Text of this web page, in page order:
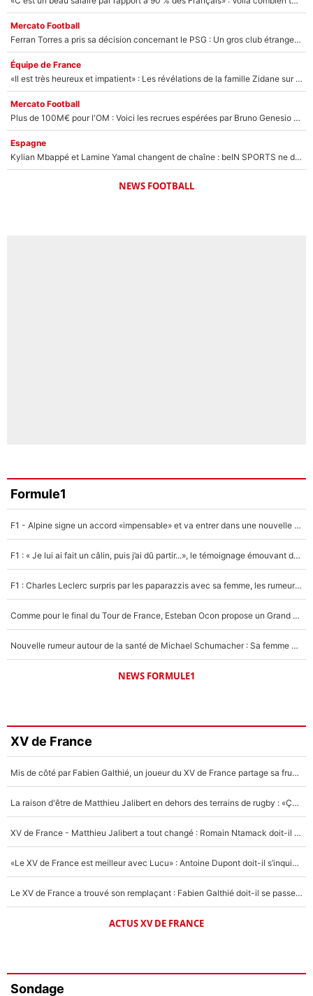
Mercato Football
Ferran Torres a pris sa décision concernant le PSG : Un gros club étranger prêt à relancer le feuilleton pour la signature du champion du monde 2026 !
Équipe de France
«Il est très heureux et impatient» : Les révélations de la famille Zidane sur sa prise de pouvoir en équipe de France !
Mercato Football
Plus de 100M€ pour l'OM : Voici les recrues espérées par Bruno Genesio et Grégory Lorenzi après l’opération dégraissage
Espagne
Kylian Mbappé et Lamine Yamal changent de chaîne : beIN SPORTS ne digère pas cette décision historique et prédit un fiasco pour la Liga
NEWS FOOTBALL
Formule1
F1 - Alpine signe un accord «impensable» et va entrer dans une nouvelle dimension : Grande nouvelle pour Pierre Gasly !
F1 : « Je lui ai fait un câlin, puis j’ai dû partir...», le témoignage émouvant de Max Verstappen sur sa fille
F1 : Charles Leclerc surpris par les paparazzis avec sa femme, les rumeurs étaient vraies !
Comme pour le final du Tour de France, Esteban Ocon propose un Grand Prix de Formule 1 à Paris : «Autour de l’Arc de Triomphe, ce serait génial» !
Nouvelle rumeur autour de la santé de Michael Schumacher : Sa femme Corinna sort du silence
NEWS FORMULE1
XV de France
Mis de côté par Fabien Galthié, un joueur du XV de France partage sa frustration : «ils ne me l’ont pas dit tout de suite»
La raison d'être de Matthieu Jalibert en dehors des terrains de rugby : «Ça m'atteint autant que si tu touches à un membre de ma famille»
XV de France - Matthieu Jalibert a tout changé : Romain Ntamack doit-il s’inquiéter pour sa place à un an de la Coupe du monde ?
«Le XV de France est meilleur avec Lucu» : Antoine Dupont doit-il s’inquiéter pour sa place ?
Le XV de France a trouvé son remplaçant : Fabien Galthié doit-il se passer d'Antoine Dupont ?
ACTUS XV DE FRANCE
Sondage